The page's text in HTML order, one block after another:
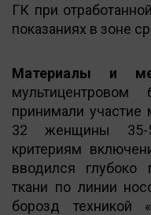
ГК при
показаниях в зоне
Maтериалы и
мультицентровом
принимали участие
32 женщины 35-
критериям
вводился глубоко
ткани по линии
борозд техникой